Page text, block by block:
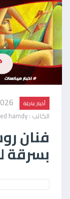
أخبار عاجلة
الكاتب : Ahmed hamdy
فنان
بسرقة